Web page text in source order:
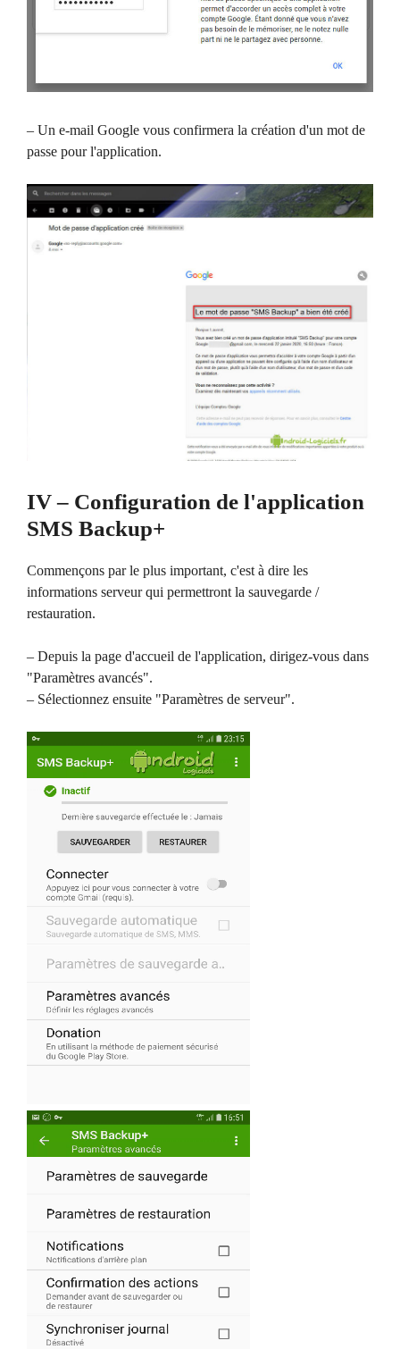
– Un e-mail Google vous confirmera la création d'un mot de
passe pour l'application.
IV – Configuration de l'application
SMS Backup+
Commençons par le plus important, c'est à dire les
informations serveur qui permettront la sauvegarde /
restauration.
– Depuis la page d'accueil de l'application, dirigez-vous dans
"Paramètres avancés".
– Sélectionnez ensuite "Paramètres de serveur".